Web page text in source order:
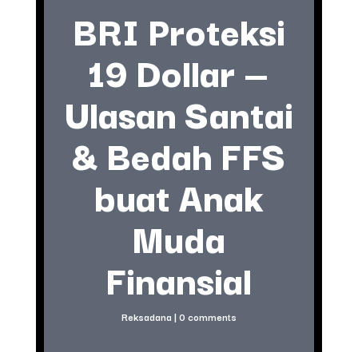
BRI Proteksi
19 Dollar —
Ulasan Santai
& Bedah FFS
buat Anak
Muda
Finansial
Reksadana | 0 comments